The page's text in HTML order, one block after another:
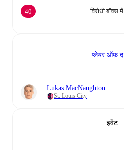
विरोधी बॉक्स में
40
प्लेयर ऑफ़
Lukas MacNaughton
St. Louis City
इवेंट